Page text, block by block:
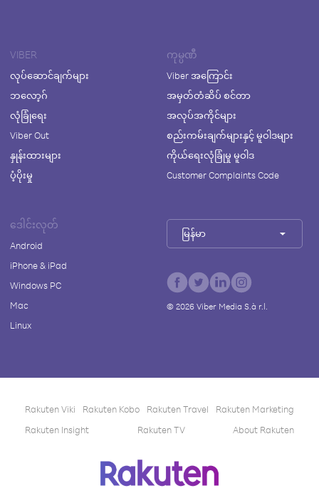
VIBER
လုပ်ဆောင်ချက်များ
ဘလော့ဂ်
လုံခြုံရေး
Viber Out
နှုန်းထားများ
ပံ့ပိုးမှု
ကုမ္ပဏီ
Viber အကြောင်း
အမှတ်တံဆိပ် စင်တာ
အလုပ်အကိုင်များ
စည်းကမ်းချက်များနှင့် မူဝါဒများ
ကိုယ်ရေးလုံခြုံမှု မူဝါဒ
Customer Complaints Code
ဒေါင်းလုတ်
Android
iPhone & iPad
Windows PC
Mac
Linux
မြန်မာ
© 2026Viber Media S.à r.l.
Rakuten Viki Rakuten Kobo Rakuten Travel
Rakuten Marketing
Rakuten Insight
Rakuten TV About Rakuten